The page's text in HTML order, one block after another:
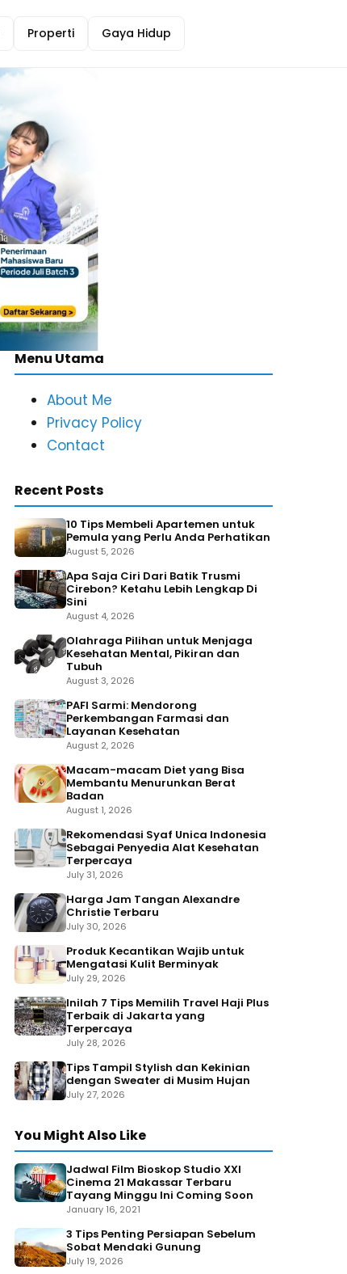
Properti Gaya Hidup
Menu Utama
About Me
Privacy Policy
Contact
Recent Posts
10 Tips Membeli Apartemen untuk
Pemula yang Perlu Anda Perhatikan
August 5, 2026
Apa Saja Ciri Dari Batik Trusmi
Cirebon? Ketahu Lebih Lengkap Di
Sini
August 4, 2026
Olahraga Pilihan untuk Menjaga
Kesehatan Mental, Pikiran dan
Tubuh
August 3, 2026
PAFI Sarmi: Mendorong
Perkembangan Farmasi dan
Layanan Kesehatan
August 2, 2026
Macam-macam Diet yang Bisa
Membantu Menurunkan Berat
Badan
August 1, 2026
Rekomendasi Syaf Unica Indonesia
Sebagai Penyedia Alat Kesehatan
Terpercaya
July 31, 2026
Harga Jam Tangan Alexandre
Christie Terbaru
July 30, 2026
Produk Kecantikan Wajib untuk
Mengatasi Kulit Berminyak
July 29, 2026
Inilah 7 Tips Memilih Travel Haji Plus
Terbaik di Jakarta yang
Terpercaya
July 28, 2026
Tips Tampil Stylish dan Kekinian
dengan Sweater di Musim Hujan
July 27, 2026
You Might Also Like
Jadwal Film Bioskop Studio XXI
Cinema 21 Makassar Terbaru
Tayang Minggu Ini Coming Soon
January 16, 2021
3 Tips Penting Persiapan Sebelum
Sobat Mendaki Gunung
July 19, 2026